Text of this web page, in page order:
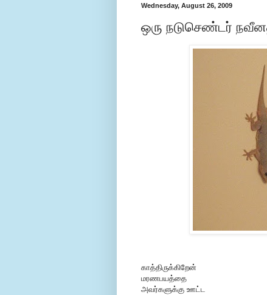
Wednesday, August 26, 2009
ஒரு நடுசெண்டர்
காத்திருக்கிறேன்
மரணபயத்தை
அவர்களுக்கு ஊட்ட